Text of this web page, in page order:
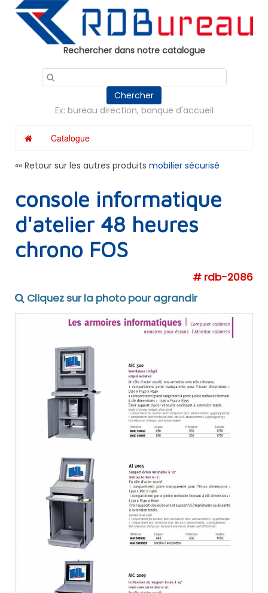
Rechercher dans notre catalogue
Chercher
Ex: bureau direction, banque d'accueil
Catalogue
«« Retour sur les autres produits mobilier sécurisé
console informatique
d'atelier 48 heures
chrono FOS
# rdb-2086
Cliquez sur la photo pour agrandir
Panneau de gestion des cookies